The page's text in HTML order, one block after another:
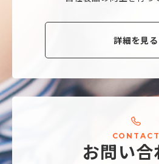
詳細を見る
CO N T A C T
お問い合